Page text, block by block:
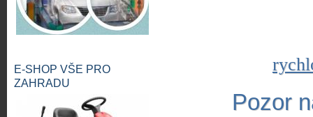
Pozor
E-SHOP VŠE PRO
ZAHRADU